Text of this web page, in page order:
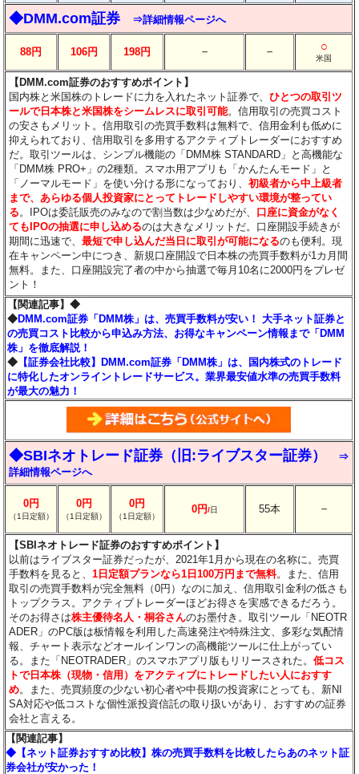
◆DMM.com証券 ⇒詳細情報ページへ
88円 106円 198円 － － ○
米国
【DMM.com証券のおすすめポイント】
国内株と米国株のトレードに力を入れたネット証券で、ひとつの取引ツ
ールで日本株と米国株をシームレスに取引可能。信用取引の売買コスト
の安さもメリット。信用取引の売買手数料は無料で、信用金利も低めに
抑えられており、信用取引を多用するアクティブトレーダーにおすすめ
だ。取引ツールは、シンプル機能の「DMM株 STANDARD」と高機能な
「DMM株 PRO+」の2種類。スマホ用アプリも「かんたんモード」と
「ノーマルモード」を使い分ける形になっており、初級者から中上級者
まで、あらゆる個人投資家にとってトレードしやすい環境が整ってい
る 。IPOは委託販売のみなので割当数は少なめだが、 口座に資金がなく
てもIPOの抽選に申し込めるのは大きなメリットだ。口座開設手続きが
期間に迅速で、最短で申し込んだ当日に取引が可能になるのも便利。現
在キャンペーン中につき、新規口座開設で日本株の売買手数料が1カ月間
無料。また、口座開設完了者の中から抽選で毎月10名に2000円をプレゼ
ント！
【関連記事】◆
◆DMM.com証券「DMM株」は、売買手数料が安い！ 大手ネット証券と
の売買コスト比較から申込み方法、お得なキャンペーン情報まで「DMM
株」を徹底解説！
◆ 【証券会社比較】DMM.com証券「DMM株」は、国内株式のトレード
に特化したオンライントレードサービス。業界最安値水準の売買手数料
が最大の魅力！
◆SBIネオトレード証券（旧:ライブスター証券）
⇒
詳細情報ページへ
0円
（1日定額）
0円
（1日定額）
0円
（1日定額）
0円/日 55本 －
【SBIネオトレード証券のおすすめポイント】
以前はライブスター証券だったが、2021年1月から現在の名称に。売買
手数料を見ると、1日定額プランなら1日100万円まで無料。また、信用
取引の売買手数料が完全無料（0円）なのに加え、信用取引金利の低さも
トップクラス。アクティブトレーダーほどお得さを実感できるだろう。
そのお得さは株主優待名人・桐谷さんのお墨付き。取引ツール「NEOTR
ADER」のPC版は板情報を利用した高速発注や特殊注文、多彩な気配情
報、チャート表示などオールインワンの高機能ツールに仕上がってい
る。また「NEOTRADER」のスマホアプリ版もリリースされた。低コス
トで日本株（現物・信用）をアクティブにトレードしたい人におすす
め。また、売買頻度の少ない初心者や中長期の投資家にとっても、新NI
SA対応や低コストな個性派投資信託の取り扱いがあり、おすすめの証券
会社と言える。
【関連記事】
◆【ネット証券おすすめ比較】株の売買手数料を比較したらあのネット証
券会社が安かった！